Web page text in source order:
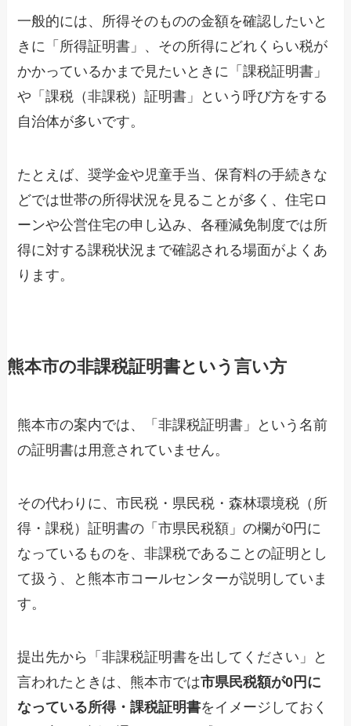
一般的には、所得そのものの金額を確認したいと
きに「所得証明書」、その所得にどれくらい税が
かかっているかまで見たいときに「課税証明書」
や「課税（非課税）証明書」という呼び方をする
自治体が多いです。
たとえば、奨学金や児童手当、保育料の手続きな
どでは世帯の所得状況を見ることが多く、住宅ロ
ーンや公営住宅の申し込み、各種減免制度では所
得に対する課税状況まで確認される場面がよくあ
ります。
熊本市の非課税証明書という言い方
熊本市の案内では、「非課税証明書」という名前
の証明書は用意されていません。
その代わりに、市民税・県民税・森林環境税（所
得・課税）証明書の「市県民税額」の欄が0円に
なっているものを、非課税であることの証明とし
て扱う、と熊本市コールセンターが説明していま
す。
提出先から「非課税証明書を出してください」と
言われたときは、熊本市では市県民税額が0円に
なっている所得・課税証明書をイメージしておく